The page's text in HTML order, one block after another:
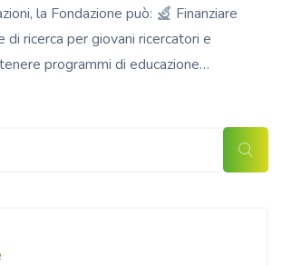
la Fondazione può:
Finanziare
ricerca per giovani ricercatori e
programmi di educazione…